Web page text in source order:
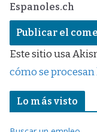
Espanoles.ch
Este sitio usa
cómo se
Lo más visto